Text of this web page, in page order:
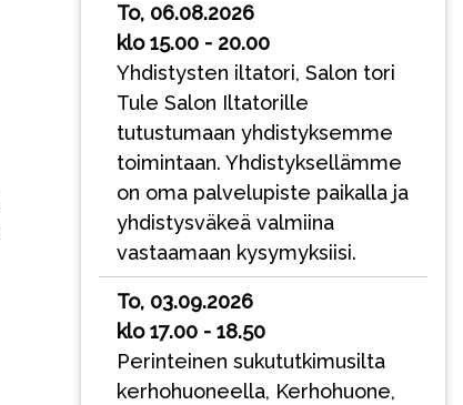
To, 06.08.2026
klo 15.00 - 20.00
Yhdistysten iltatori, Salon tori
Tule Salon Iltatorille
tutustumaan yhdistyksemme
toimintaan. Yhdistyksellämme
on oma palvelupiste paikalla ja
yhdistysväkeä valmiina
vastaamaan kysymyksiisi.
To, 03.09.2026
klo 17.00 - 18.50
Perinteinen sukututkimusilta
kerhohuoneella, Kerhohuone,